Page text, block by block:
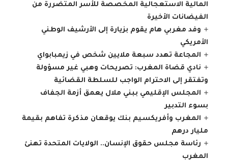
المالية الاستعجالية المخصصة للأسر المتضررة من
الفيضانات الأخيرة
وفد مغربي هام يقوم بزيارة إلى الأرشيف الوطني
الأمريكي
المجاعة تهدد سبعة ملايين شخص في زيمبابواي
نادي قضاة المغرب: تصريحات وهبي غير مسؤولة
وتفتقر إلى الاحترام الواجب للسلطة القضائية
المجلس الإقليمي ببني ملال يعمق أزمة الجفاف
بسوء التدبير
المغرب وأفريكسيم بنك يوقعان مذكرة تفاهم بقيمة
مليار درهم
رئاسة مجلس حقوق الإنسان.. الولايات المتحدة تهنئ
المغرب